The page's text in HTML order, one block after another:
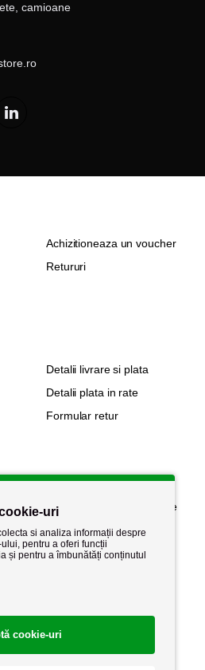
camioane
Achizitioneaza un voucher
Retururi
Detalii livrare si plata
Detalii plata in rate
Formular retur
Politica de confidențialitate
Politica de retur
Termeni si conditii
uri
si analiza informații despre
pentru a oferi funcții
și pentru a îmbunătăți conținutul
cookie-uri